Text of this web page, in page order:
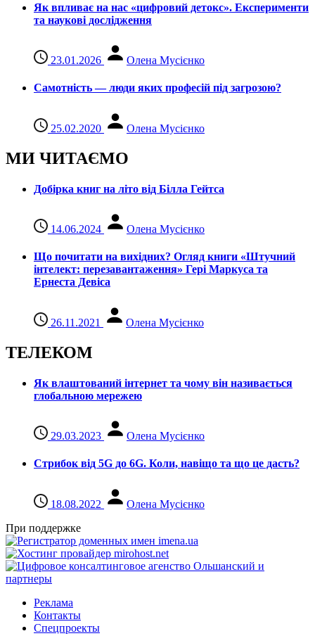
Як впливає на нас «цифровий детокс». Експерименти
та наукові дослідження
23.01.2026 Олена Мусієнко
Самотність — люди яких професій під загрозою?
25.02.2020 Олена Мусієнко
МИ ЧИТАЄМО
Добірка книг на літо від Білла Гейтса
14.06.2024 Олена Мусієнко
Що почитати на вихідних? Огляд книги «Штучний
інтелект: перезавантаження» Гері Маркуса та
Ернеста Девіса
26.11.2021 Олена Мусієнко
ТЕЛЕКОМ
Як влаштований інтернет та чому він називається
глобальною мережею
29.03.2023 Олена Мусієнко
Стрибок від 5G до 6G. Коли, навіщо та що це даcть?
18.08.2022
Олена Мусієнко
При поддержке
Реклама
Контакты
Спецпроекты